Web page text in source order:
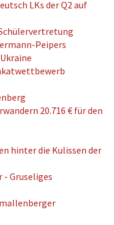
LKs der Q2 auf
Peipers
20.716 € für den
hinter die Kulissen der
- Gruseliges